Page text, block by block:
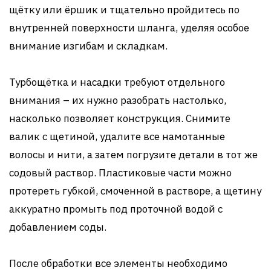
щётку или ёршик и тщательно пройдитесь по
внутренней поверхности шланга, уделяя особое
внимание изгибам и складкам.
Турбощётка и насадки требуют отдельного
внимания – их нужно разобрать настолько,
насколько позволяет конструкция. Снимите
валик с щетиной, удалите все намотанные
волосы и нити, а затем погрузите детали в тот же
содовый раствор. Пластиковые части можно
протереть губкой, смоченной в растворе, а щетину
аккуратно промыть под проточной водой с
добавлением соды.
После обработки все элементы необходимо